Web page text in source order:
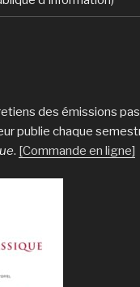
des émissions
publie chaque
. [Commande en ligne]